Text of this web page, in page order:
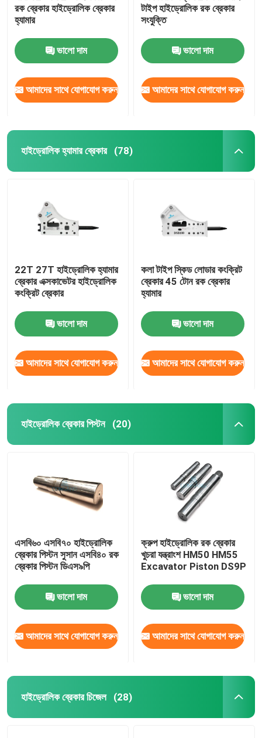
রক ব্রেকার হাইড্রোলিক ব্রেকার
হ্যামার
ভালো দাম
আমাদের সাথে যোগাযোগ করুন
টাইপ হাইড্রোলিক রক ব্রেকার
সংযুক্তি
ভালো দাম
আমাদের সাথে যোগাযোগ করুন
হাইড্রোলিক হ্যামার ব্রেকার (78)
22T 27T হাইড্রোলিক হ্যামার
ব্রেকার এক্সকাভেটর হাইড্রোলিক
কংক্রিট ব্রেকার
ভালো দাম
আমাদের সাথে যোগাযোগ করুন
কলা টাইপ স্কিড লোডার কংক্রিট
ব্রেকার 45 টোন রক ব্রেকার
হ্যামার
ভালো দাম
আমাদের সাথে যোগাযোগ করুন
হাইড্রোলিক ব্রেকার পিস্টন (20)
এসবি৬০ এসবি৭০ হাইড্রোলিক
ব্রেকার পিস্টন সুসান এসবি৪০ রক
ব্রেকার পিস্টন ডিএস৯পি
ভালো দাম
আমাদের সাথে যোগাযোগ করুন
ক্রুপ হাইড্রোলিক রক ব্রেকার
খুচরা যন্ত্রাংশ HM50 HM55
Excavator Piston DS9P
ভালো দাম
আমাদের সাথে যোগাযোগ করুন
হাইড্রোলিক ব্রেকার চিজেল (28)